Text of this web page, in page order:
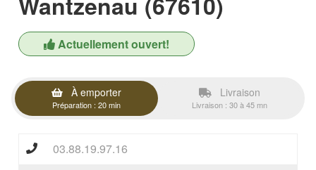
Actuellement ouvert!
À emporter
Préparation : 20 min
Livraison
Livraison : 30 à 45 mn
03.88.19.97.16